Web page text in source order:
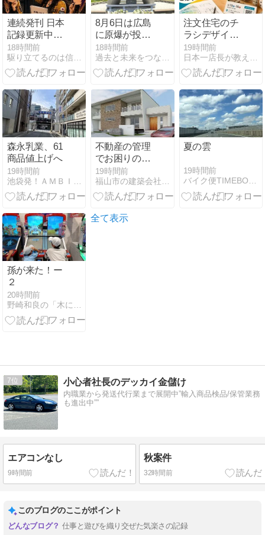
連続発刊 日本
記録更新中
【重機娘Ⓡ】
BREAKERMAKOTO
第54巻 照合編
18時間前
駆り立てるのは信念と情熱そして自分の正義
8月6日は広島
に原爆が投下
された日でし
た｜原爆慰霊
碑ことばの曖
18時間前
注文住宅のチ
ラシデザイン
事例｜イベン
ト集客を高め
る構成と訴求
19時間前
森永乳業、61
商品値上げへ
19時間前
不動産の管理
でお困りの
方！相談して
ください！
19時間前
夏の雲
19時間前
孫が来た！ー
２
20時間前
全て表示
7 小心者社長のデッカイ金儲け
内職業から発送代行業まで展開中”輸入商品検品/保管業務
も進出中””
エアコンなし
9時間前
秋案件
32時間前
このブログのここがポイント
仕事と遊びを織り交ぜた気楽さの記録